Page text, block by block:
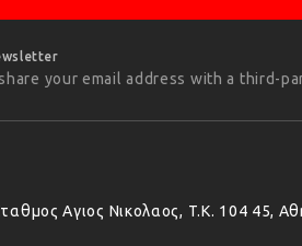
your email address with a third-
Αγιος Νικολαος, T.K. 104 45,